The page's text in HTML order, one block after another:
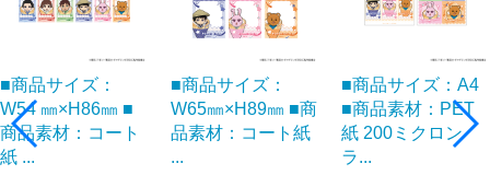
■商品サイズ：
W54 ㎜×H86㎜ ■
商品素材：コート
紙 ...
■商品サイズ：
W65㎜×H89㎜ ■商
品素材：コート紙
...
■商品サイズ：A4
■商品素材：PET
紙 200ミクロン
ラ...